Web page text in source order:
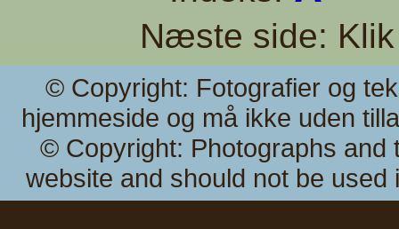
Næste side:
© Copyright: Fotografier og
hjemmeside og må ikke uden
© Copyright: Photographs and
website and should not be